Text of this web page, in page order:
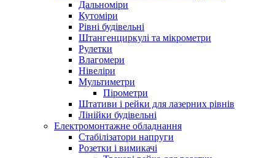
Дальноміри
Кутоміри
Рівні будівельні
Штангенциркулі та мікрометри
Рулетки
Влагомери
Нівеліри
Мультиметри
Пірометри
Штативи і рейки для лазерних рівнів
Лінійки будівельні
Електромонтажне обладнання
Стабілізатори напруги
Розетки і вимикачі